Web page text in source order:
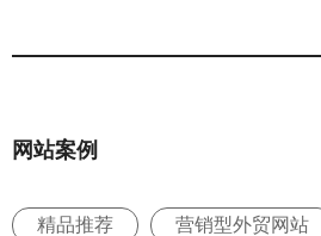
网站案例
精品推荐 营销型外贸网站